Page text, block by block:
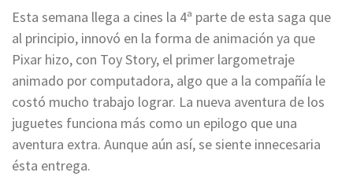
Esta semana llega a cines la 4ª parte de esta saga que
al principio, innovó en la forma de animación ya que
Pixar hizo, con Toy Story, el primer largometraje
animado por computadora, algo que a la compañía le
costó mucho trabajo lograr. La nueva aventura de los
juguetes funciona más como un epilogo que una
aventura extra. Aunque aún así, se siente innecesaria
ésta entrega.